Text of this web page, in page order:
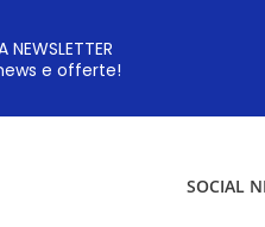
NEWSLETTER
e offerte!
SOCIAL